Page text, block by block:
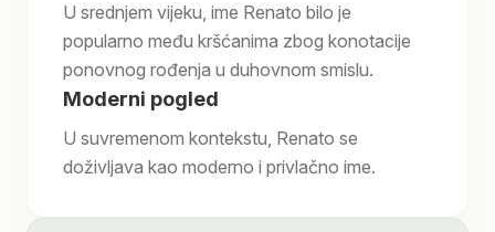
U srednjem vijeku, ime Renato bilo je
popularno među kršćanima zbog konotacije
ponovnog rođenja u duhovnom smislu.
Moderni pogled
U suvremenom kontekstu, Renato se
doživljava kao moderno i privlačno ime.